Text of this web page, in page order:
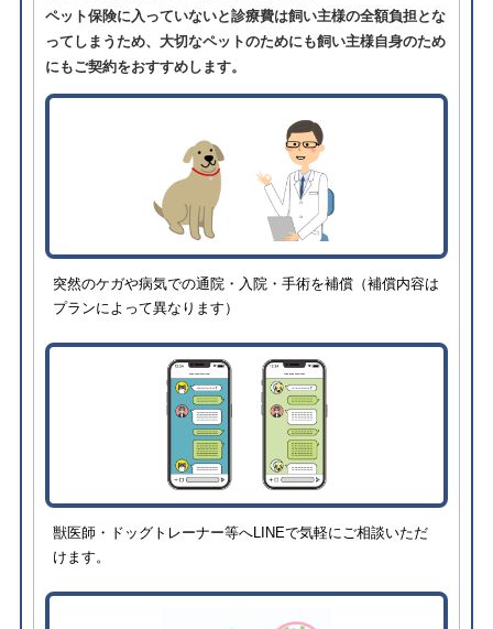
ペット保険に入っていないと診療費は飼い主様の全額負担とな
ってしまうため、大切なペットのためにも飼い主様自身のため
にもご契約をおすすめします。
突然のケガや病気での通院・入院・手術を補償（補償内容は
プランによって異なります）
獣医師・ドッグトレーナー等へLINEで気軽にご相談いただ
けます。